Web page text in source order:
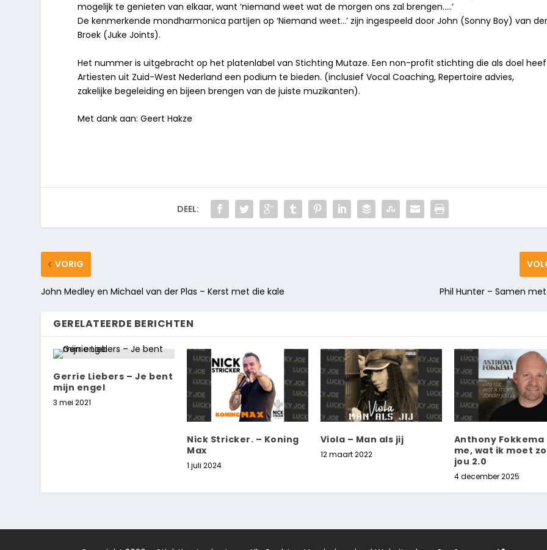
mogelijk te genieten van elkaar, want ‘niemand weet wat de morgen ons zal brengen…..’
De kenmerkende mondharmonica partijen op ‘Niemand weet…’ zijn ingespeeld door John (Sonny Boy) van
Broek (Juke Joints).
Het nummer is uitgebracht op het platenlabel van Stichting Mutaze. Een non-profit stichting die als doel
Artiesten uit Zuid-West Nederland een podium te bieden. (inclusief Vocal Coaching, Repertoire advies,
zakelijke begeleiding en bijeen brengen van de juiste muzikanten).
Met dank aan: Geert Hakze
DEEL:
VORIG
John Medley en Michael van der Plas – Kerst met die kale Phil Hunter – Samen
GERELATEERDE BERICHTEN
Gerrie Liebers – Je bent
mijn engel
3 mei 2021
Nick Stricker. – Koning
Max
1 juli 2024
Viola – Man als jij
12 maart 2022
Anthony Fokkema
me, wat ik moet
jou 2.0
4 december 2025